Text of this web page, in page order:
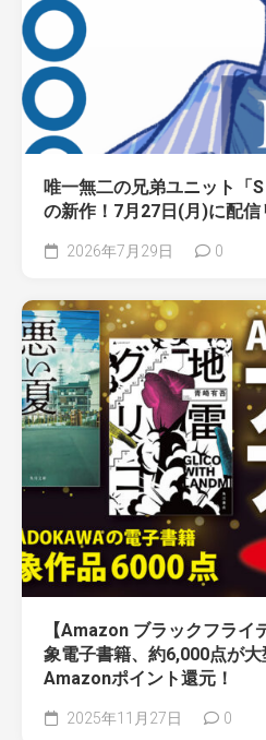
唯一無二の兄弟ユニット「
の新作！7月27日(月)に配信
2026年7月29日 0
【Amazon ブラックフライ
象電子書籍、約6,000点が
Amazonポイント還元！
2025年11月27日 0